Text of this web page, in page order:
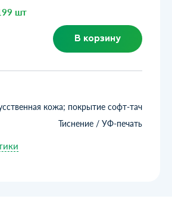
шт
В корзину
кожа; покрытие софт-тач
Тиснение / УФ-печать